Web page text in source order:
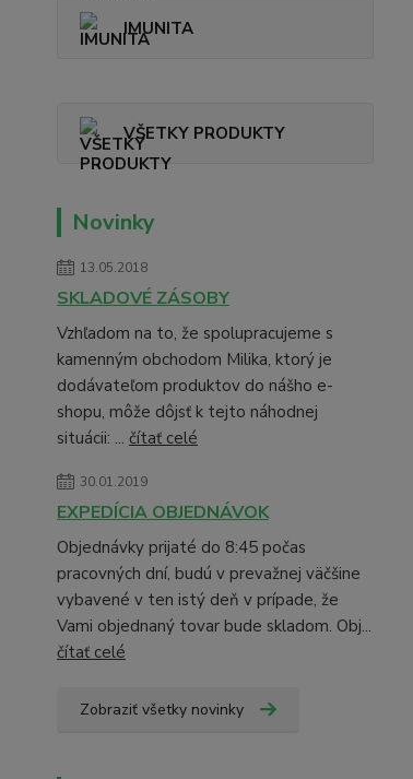
IMUNITA
VŠETKY PRODUKTY
Novinky
13.05.2018
SKLADOVÉ ZÁSOBY
Vzhľadom na to, že spolupracujeme s
kamenným obchodom Milika, ktorý je
dodávateľom produktov do nášho e-
shopu, môže dôjsť k tejto náhodnej
situácii: ... čítať celé
30.01.2019
EXPEDÍCIA OBJEDNÁVOK
Objednávky prijaté do 8:45 počas
pracovných dní, budú v prevažnej väčšine
vybavené v ten istý deň v prípade, že
Vami objednaný tovar bude skladom. Obj...
čítať celé
Zobraziť všetky novinky